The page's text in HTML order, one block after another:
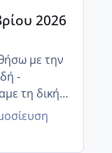
2026
με την
-
τη δική
εντάξει,
μηνιαίες